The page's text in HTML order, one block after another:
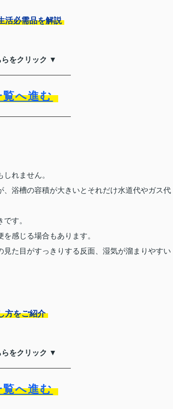
活必需品を解説
をクリック ▼
覧へ進む
れません。
浴槽の容積が大きいとそれだけ水道代やガス代
す。
感じる場合もあります。
た目がすっきりする反面、湿気が溜まりやすい
方をご紹介
をクリック ▼
覧へ進む